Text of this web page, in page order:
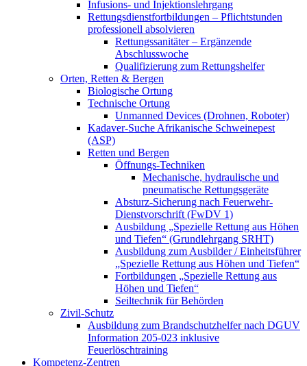
Infusions- und Injektionslehrgang
Rettungsdienstfortbildungen – Pflichtstunden
professionell absolvieren
Rettungssanitäter – Ergänzende
Abschlusswoche
Qualifizierung zum Rettungshelfer
Orten, Retten & Bergen
Biologische Ortung
Technische Ortung
Unmanned Devices (Drohnen, Roboter)
Kadaver-Suche Afrikanische Schweinepest
(ASP)
Retten und Bergen
Öffnungs-Techniken
Mechanische, hydraulische und
pneumatische Rettungsgeräte
Absturz-Sicherung nach Feuerwehr-
Dienstvorschrift (FwDV 1)
Ausbildung „Spezielle Rettung aus Höhen
und Tiefen“ (Grundlehrgang SRHT)
Ausbildung zum Ausbilder / Einheitsführer
„Spezielle Rettung aus Höhen und Tiefen“
Fortbildungen „Spezielle Rettung aus
Höhen und Tiefen“
Seiltechnik für Behörden
Zivil-Schutz
Ausbildung zum Brandschutzhelfer nach DGUV
Information 205-023 inklusive
Feuerlöschtraining
Kompetenz-Zentren